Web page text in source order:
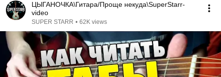
ЦЫГАНОЧКА\Гитара/Проще некуда\SuperStarr-
video
SUPER STARR • 62K views